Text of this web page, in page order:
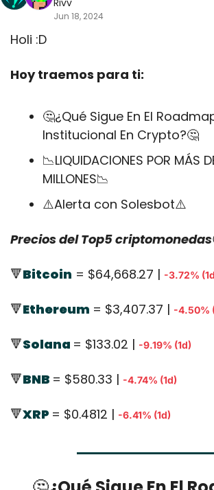
Rivv
Jun 18, 2024
Holi :D
Hoy traemos para ti:
🤔¿Qué Sigue En El
Institucional En Crypto?🤔
📉LIQUIDACIONES POR MÁS
MILLONES📉
⚠️Alerta con Solesbot⚠️
Precios del Top5 criptomonedas
🔻Bitcoin = $64,668.27 | -3.72%
🔻Ethereum = $3,407.37 | -4.50%
🔻Solana = $133.02 | -9.19% (1d)
🔻BNB = $580.33 | -4.74% (1d)
🔻XRP = $0.4812 | -6.41% (1d)